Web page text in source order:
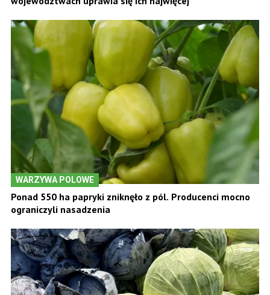
WARZYWA POLOWE
Ponad 550 ha papryki zniknęło z pól. Producenci mocno
ograniczyli nasadzenia